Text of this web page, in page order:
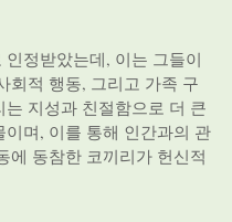
정받았는데, 이는 그들이
회적 행동, 그리고 가족 구
지성과 친절함으로 더 큰
며, 이를 통해 인간과의 관
에 동참한 코끼리가 헌신적